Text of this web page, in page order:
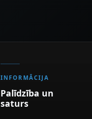
INFORMĀCIJA
Palīdzība un
saturs